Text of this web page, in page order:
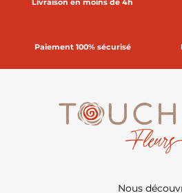
Paiement 100% sécurisé
Nous